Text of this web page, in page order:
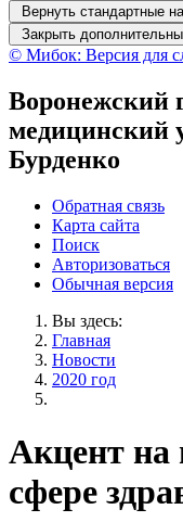
Вернуть стандартные
Закрыть
© Мибок: Версия для
Воронежский
медицинский
Бурденко
Обратная связь
Карта сайта
Поиск
Авторизоваться
Обычная версия
Вы здесь:
Главная
Новости
2020 год
Акцент на
сфере